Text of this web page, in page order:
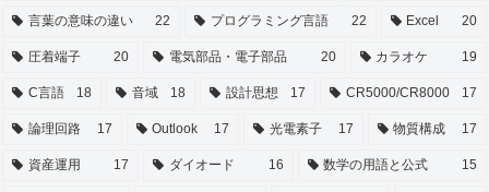
言葉の意味の違い 22 プログラミング言語 22 Excel 20
圧着端子 20 電気部品・電子部品 20 カラオケ 19
C言語 18 音域 18 設計思想 17 CR5000/CR8000 17
論理回路 17 Outlook 17 光電素子 17 物質構成 17
資産運用 17 ダイオード 16 数学の用語と公式 15